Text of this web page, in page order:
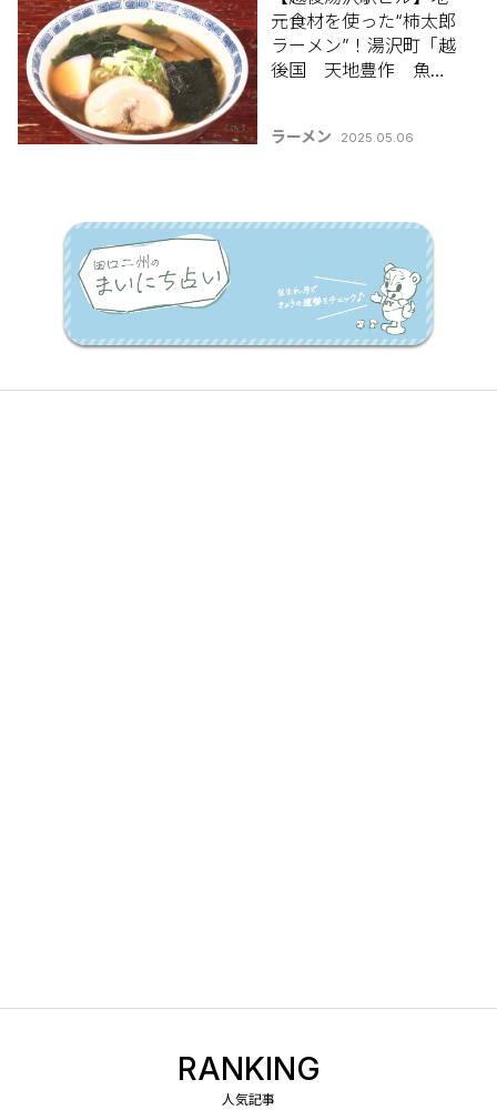
元食材を使った“柿太郎
ラーメン”！湯沢町「越
後国 天地豊作 魚沼
ラーメン 2025.05.06
RANKING
人気記事